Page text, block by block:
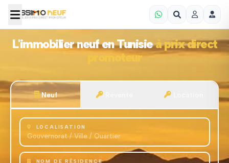
L'immobilier neuf en Tunisieà prix direct
promoteur
Neuf
LOCALISATION
NOM DE RÉSIDENCE